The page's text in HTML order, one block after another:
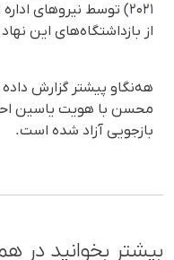
۲۰۲۱) توسط نیروهای
از بازداشتگاه‌های این
هه‌نگاو پیشتر گزارش
بازجویی آزاد شده است.
بیشتر بخوانید در